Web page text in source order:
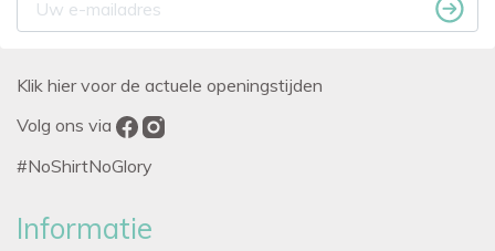
Klik hier voor de actuele openingstijden
Volg ons via
#NoShirtNoGlory
Informatie